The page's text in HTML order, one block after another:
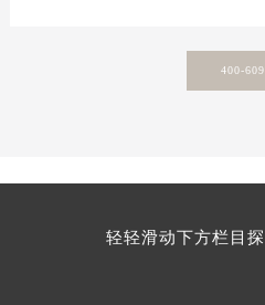
400-
轻轻滑动下方栏目